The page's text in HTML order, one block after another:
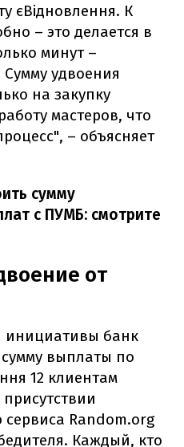
єВідновлення. К
– это делается в
минут –
удвоения
на закупку
мастеров, что
– объясняет
сумму
с ПУМБ: смотрите
от
инициативы банк
выплаты по
12 клиентам
Random.org
Каждый, кто